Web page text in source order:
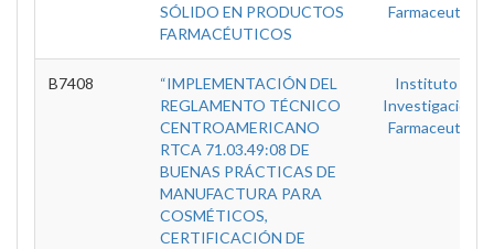
SÓLIDO EN PRODUCTOS
FARMACÉUTICOS
Farmaceuticas
B7408
“IMPLEMENTACIÓN DEL
REGLAMENTO TÉCNICO
CENTROAMERICANO
RTCA 71.03.49:08 DE
BUENAS PRÁCTICAS DE
MANUFACTURA PARA
COSMÉTICOS,
CERTIFICACIÓN DE
Instituto De
Investigaciones
Farmaceuticas